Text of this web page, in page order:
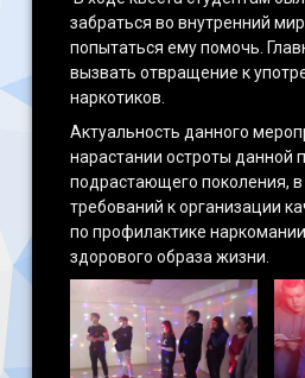
забраться во внутренний
попытаться ему помочь.
вызвать отвращение к
наркотиков.
Актуальность данного
нарастании остроты данной
подрастающего поколения,
требований к организации
по профилактике
здорового образа жизни.